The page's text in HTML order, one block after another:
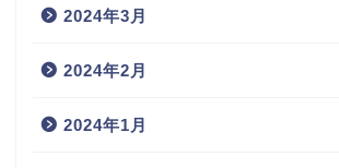
2024年3月
2024年2月
2024年1月